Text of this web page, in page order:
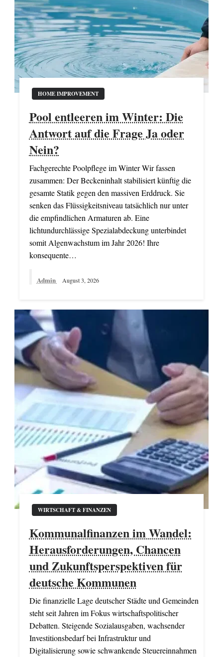
HOME IMPROVEMENT
Pool entleeren im Winter: Die
Antwort auf die Frage Ja oder
Nein?
Fachgerechte Poolpflege im Winter Wir fassen
zusammen: Der Beckeninhalt stabilisiert künftig die
gesamte Statik gegen den massiven Erddruck. Sie
senken das Flüssigkeitsniveau tatsächlich nur unter
die empfindlichen Armaturen ab. Eine
lichtundurchlässige Spezialabdeckung unterbindet
somit Algenwachstum im Jahr 2026! Ihre
konsequente…
Admin August 3, 2026
WIRTSCHAFT & FINANZEN
Kommunalfinanzen im Wandel:
Herausforderungen, Chancen
und Zukunftsperspektiven für
deutsche Kommunen
Die finanzielle Lage deutscher Städte und Gemeinden
steht seit Jahren im Fokus wirtschaftspolitischer
Debatten. Steigende Sozialausgaben, wachsender
Investitionsbedarf bei Infrastruktur und
Digitalisierung sowie schwankende Steuereinnahmen